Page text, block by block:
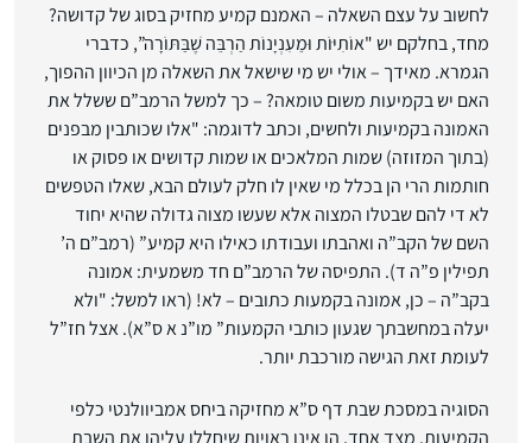
לחשוב על עצם השאלה – האמנם קמיע מחזיק בסוג של קדושה?
מחד, בחלקם יש "אוֹתִיּוֹת וּמֵעִנְיָנוֹת הַרְבֵּה שֶׁבַּתּוֹרָה”, כדברי
הגמרא. מאידך – אולי יש מי שישאל את השאלה מן הכיוון ההפוך,
האם יש בקמיעות משום טומאה? – כך למשל הרמב”ם ששלל את
האמונה בקמיעות ולחשים, וכתב לדוגמה: "אלו שכותבין מבפנים
(בתוך המזוזה) שמות המלאכים או שמות קדושים או פסוק או
חותמות הרי הן בכלל מי שאין לו חלק לעולם הבא, שאלו הטפשים
לא די להם שבטלו המצוה אלא שעשו מצוה גדולה שהיא יחוד
השם של הקב”ה ואהבתו ועבודתו כאילו היא קמיע” (רמב”ם ה’
תפילין פ”ה ד). התפיסה של הרמב”ם חד משמעית: אמונה
בקב”ה – כן, אמונה בקמעות כתובים – לא! (ראו למשל: "ולא
יעלה במחשבתך שגעון כותבי הקמעות” מו”נ א ס”א). אצל חז”ל
לעומת זאת הגישה מורכבת יותר.
הסוגיה במסכת שבת דף ס”א מחזיקה ביחס אמביוולנטי כלפי
הקמיעות. מצד אחד, הן אינן ראויות שיחללו עליהן את השבת